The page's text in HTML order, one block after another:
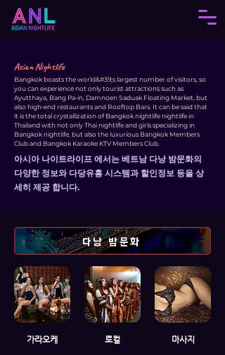
Asian Nightlife
Bangkok boasts the world&#39;s largest number of visitors, so
you can experience not only tourist attractions such as
Ayutthaya, Bang Pa-in, Damnoen Saduak Floating Market, but
also high-end restaurants and Rooftop Bars. It can be said that
it is the total crystallization of Bangkok nightlife nightlife in
Thailand with not only Thai nightlife and girls specializing in
Bangkok nightlife, but also the luxurious Bangkok Members
Club and Bangkok Karaoke KTV Members Club.
아시아 나이트라이프 에서는 베트남 다낭 밤문화의
다양한 정보와 다당유흥 시스템과 할인정보 등을 상
세히 제공 합니다.
다낭 밤문화
가라오케 로컬 마사지